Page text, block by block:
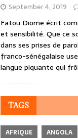
September 4, 2019
Fatou Diome écrit
et sensibilité. Que ce
dans ses prises de
franco-sénégalaise
langue piquante qui
TAGS
AFRIQUE ANGOLA